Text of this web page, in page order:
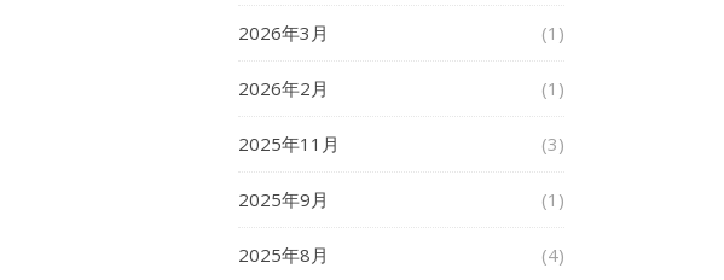
2026年3月 (1)
2026年2月 (1)
2025年11月 (3)
2025年9月 (1)
2025年8月 (4)